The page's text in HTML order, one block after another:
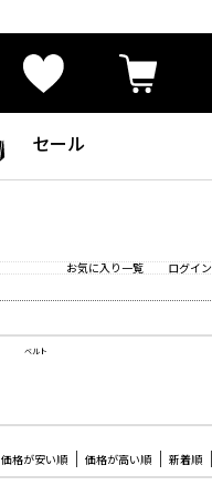
セール
お気に入り一覧 ログイン
ベルト
価格が安い順 価格が高い順 新着順